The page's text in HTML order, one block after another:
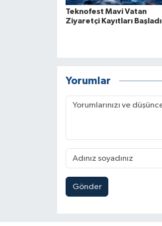
Teknofest Mavi Vatan
Ziyaretçi Kayıtları Başladı
Yorumlar
Gönder